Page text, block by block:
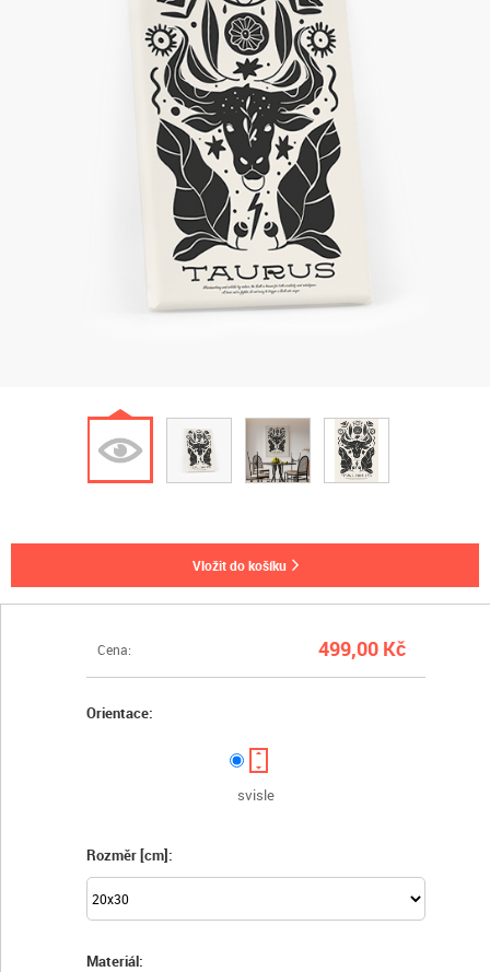
Cena: 499,00 Kč
Orientace:
svisle
Rozměr [cm]:
Materiál:
vložit do košíku